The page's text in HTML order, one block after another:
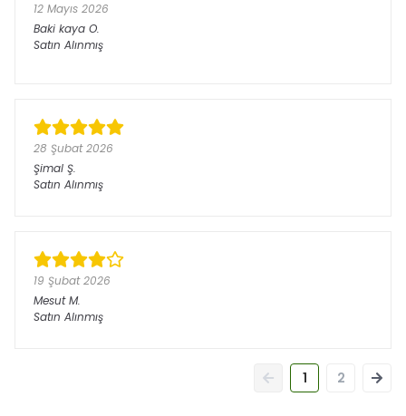
12 Mayıs 2026
Baki kaya O.
Satın Alınmış
28 Şubat 2026
Şimal Ş.
Satın Alınmış
19 Şubat 2026
Mesut M.
Satın Alınmış
1 2